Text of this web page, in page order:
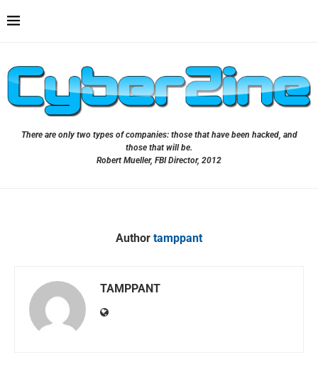
There are only two types of companies: those that have been hacked, and
those that will be.
Robert Mueller, FBI Director, 2012
Author tamppant
TAMPPANT